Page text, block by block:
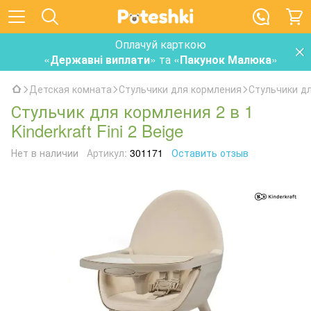
Оплачуй карткою
«Державні виплати» та «Пакунок Малюка»
Детская комната Стульчики для кормления Стульчики
Стульчик для кормления 2 в 1
Kinderkraft Fini 2 Beige
Нет в наличии Артикул: 301171 Оставить отзыв